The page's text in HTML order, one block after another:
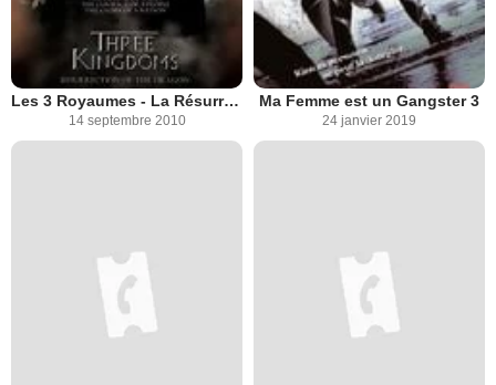
Les 3 Royaumes - La Résurrection du Dragon
14 septembre 2010
Ma Femme est un Gangster 3
24 janvier 2019